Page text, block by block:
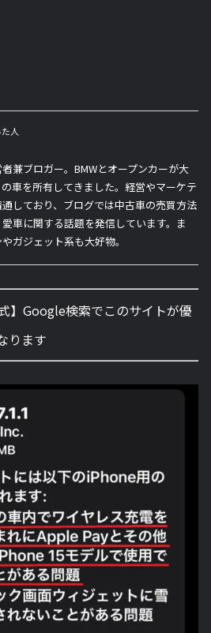
人
兼ブロガー。BMWとオープンカーが大
車を所有してきました。経営やマーケテ
しており、ブログでは中古車の売買方法
車に関する話題を発信しています。ま
ガジェット系も大好物。
式】Google検索でこのサイトが優
ります